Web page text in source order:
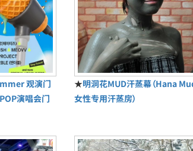
观演门
演唱会门
★明洞花MUD汗蒸幕（Hana
女性专用汗蒸房）